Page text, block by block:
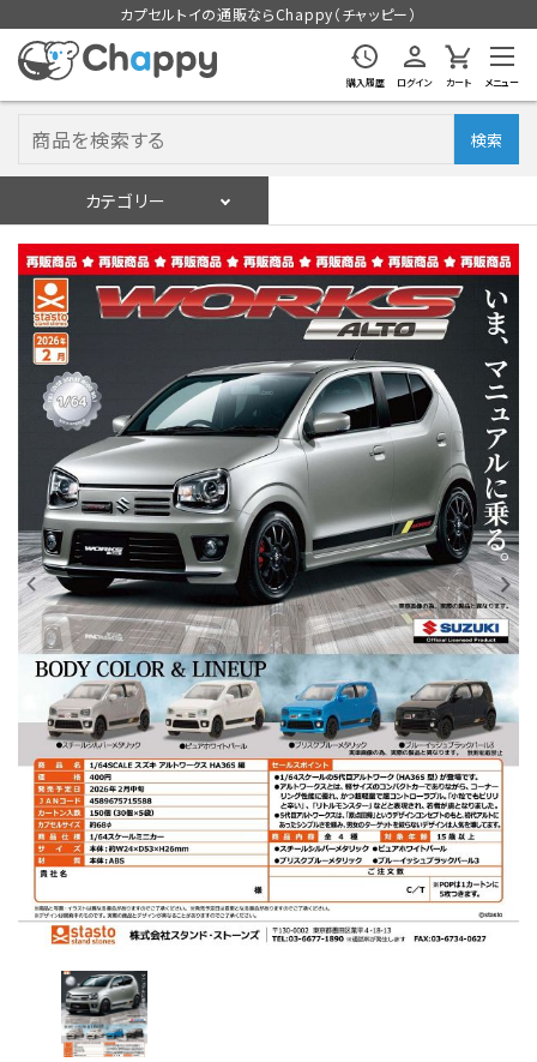
カプセルトイの通販ならChappy（チャッピー）
購入履歴 ログイン カート メニュー
検索
カテゴリー
ログイン 会員登録
入荷スケジュールをチェック
カプセルトイマシン本体
カプセルトイ
販促用空カプセル
レンタル
景品・玩具・文具
販促用カプセルトイ
よくあるご質問
ご利用ガイド
06-6282-7659